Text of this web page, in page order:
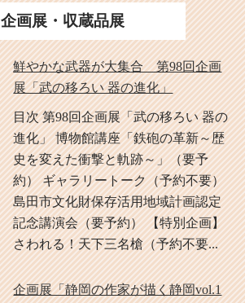
企画展・収蔵品展
鮮やかな武器が大集合 第98回企画
展「武の移ろい 器の進化」
目次 第98回企画展「武の移ろい 器の
進化」 博物館講座「鉄砲の革新～歴
史を変えた衝撃と軌跡～」（要予
約） ギャラリートーク（予約不要）
島田市文化財保存活用地域計画認定
記念講演会（要予約） 【特別企画】
さわれる！天下三名槍（予約不要...
企画展「静岡の作家が描く静岡vol.1